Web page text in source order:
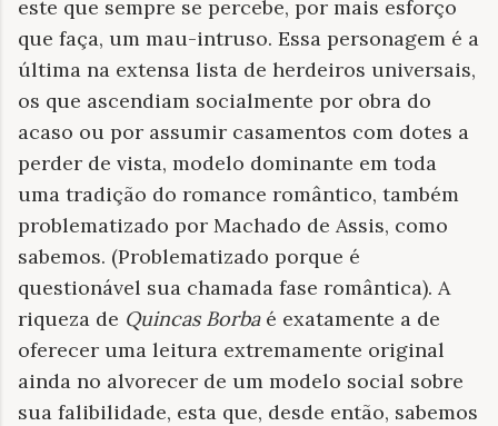
este que sempre se percebe, por mais esforço
que faça, um mau-intruso. Essa personagem é a
última na extensa lista de herdeiros universais,
os que ascendiam socialmente por obra do
acaso ou por assumir casamentos com dotes a
perder de vista, modelo dominante em toda
uma tradição do romance romântico, também
problematizado por Machado de Assis, como
sabemos. (Problematizado porque é
questionável sua chamada fase romântica). A
riqueza de Quincas Borbaé exatamente a de
oferecer uma leitura extremamente original
ainda no alvorecer de um modelo social sobre
sua falibilidade, esta que, desde então, sabemos